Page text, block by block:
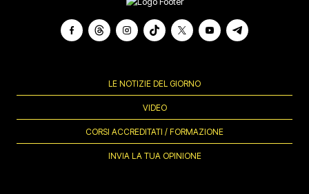
LE NOTIZIE DEL GIORNO
VIDEO
CORSI ACCREDITATI / FORMAZIONE
INVIA LA TUA OPINIONE